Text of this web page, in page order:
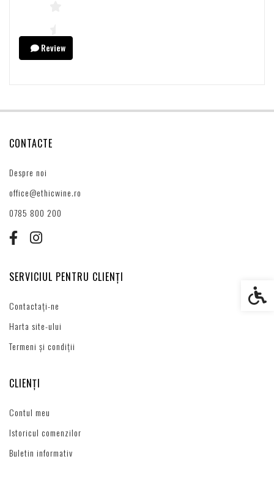
Review
CONTACTE
Despre noi
office@ethicwine.ro
0785 800 200
SERVICIUL PENTRU CLIENȚI
Contactați-ne
Harta site-ului
Termeni și condiții
CLIENȚI
Contul meu
Istoricul comenzilor
Buletin informativ
Setări